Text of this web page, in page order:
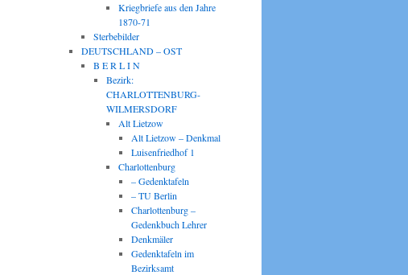
Kriegbriefe aus den Jahre
1870-71
Sterbebilder
DEUTSCHLAND – OST
B E R L I N
Bezirk:
CHARLOTTENBURG-
WILMERSDORF
Alt Lietzow
Alt Lietzow – Denkmal
Luisenfriedhof 1
Charlottenburg
– Gedenktafeln
– TU Berlin
Charlottenburg –
Gedenkbuch Lehrer
Denkmäler
Gedenktafeln im
Bezirksamt